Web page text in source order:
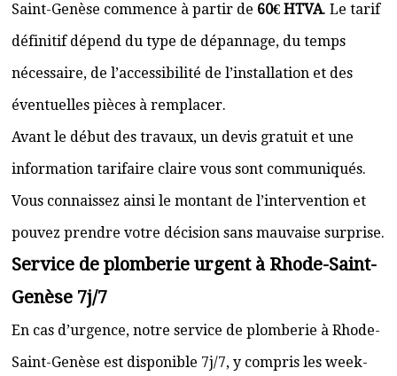
Saint-Genèse commence à partir de 60€ HTVA. Le tarif
définitif dépend du type de dépannage, du temps
nécessaire, de l’accessibilité de l’installation et des
éventuelles pièces à remplacer.
Avant le début des travaux, un devis gratuit et une
information tarifaire claire vous sont communiqués.
Vous connaissez ainsi le montant de l’intervention et
pouvez prendre votre décision sans mauvaise surprise.
Service de plomberie urgent à Rhode-Saint-
Genèse 7j/7
En cas d’urgence, notre service de plomberie à Rhode-
Saint-Genèse est disponible 7j/7, y compris les week-